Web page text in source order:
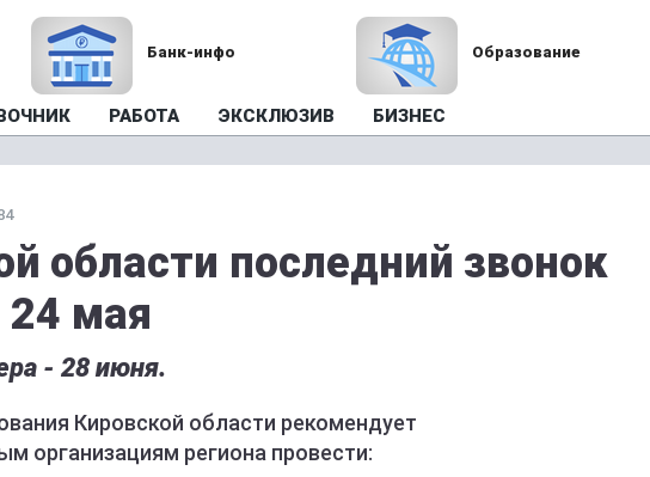
Банк-инфо Образование
РАБОТА ЭКСКЛЮЗИВ БИЗНЕС
области последний звонок
24 мая
- 28 июня.
Кировской области рекомендует
организациям региона провести: